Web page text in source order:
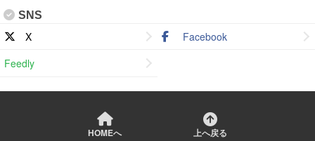
SNS
X
Facebook
Feedly
HOMEへ 上へ戻る